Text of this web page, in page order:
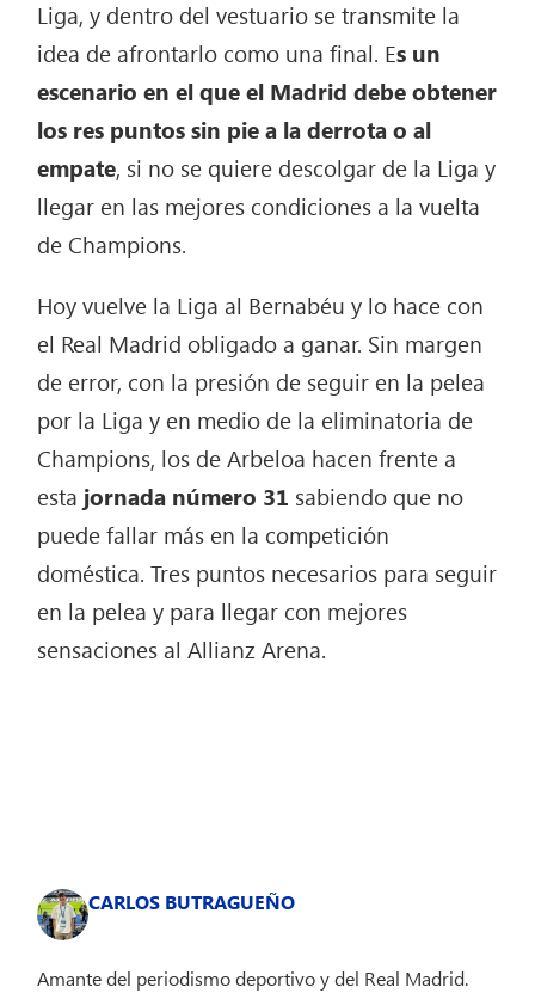
Liga, y dentro del vestuario se transmite la
idea de afrontarlo como una final. Es un
escenario en el que el Madrid debe obtener
los res puntos sin pie a la derrota o al
empate, si no se quiere descolgar de la Liga y
llegar en las mejores condiciones a la vuelta
de Champions.
Hoy vuelve la Liga al Bernabéu y lo hace con
el Real Madrid obligado a ganar. Sin margen
de error, con la presión de seguir en la pelea
por la Liga y en medio de la eliminatoria de
Champions, los de Arbeloa hacen frente a
esta jornada número 31 sabiendo que no
puede fallar más en la competición
doméstica. Tres puntos necesarios para seguir
en la pelea y para llegar con mejores
sensaciones al Allianz Arena.
CARLOS BUTRAGUEÑO
Amante del periodismo deportivo y del Real Madrid.